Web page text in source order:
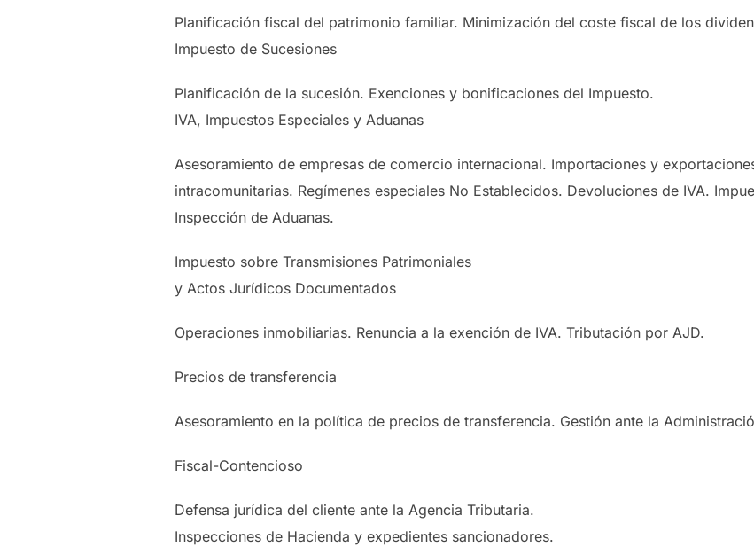
Planificación fiscal del patrimonio familiar. Minimización del coste fiscal de los
Impuesto de Sucesiones
Planificación de la sucesión. Exenciones y bonificaciones del Impuesto.
IVA, Impuestos Especiales y Aduanas
Asesoramiento de empresas de comercio internacional. Importaciones y
intracomunitarias. Regímenes especiales No Establecidos. Devoluciones de IVA.
Inspección de Aduanas.
Impuesto sobre Transmisiones Patrimoniales
y Actos Jurídicos Documentados
Operaciones inmobiliarias. Renuncia a la exención de IVA. Tributación por AJD.
Precios de transferencia
Asesoramiento en la política de precios de transferencia. Gestión ante la
Fiscal-Contencioso
Defensa jurídica del cliente ante la Agencia Tributaria.
Inspecciones de Hacienda y expedientes sancionadores.